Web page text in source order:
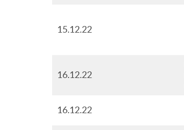
15.12.22
16.12.22
16.12.22